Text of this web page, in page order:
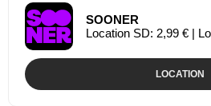
SOONER
Location SD: 2,99 € |
LOCATION